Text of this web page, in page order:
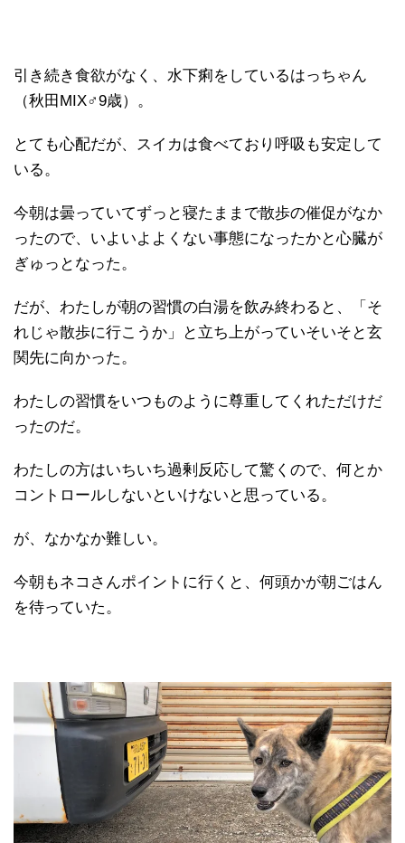
引き続き食欲がなく、水下痢をしているはっちゃん
（秋田MIX♂9歳）。
とても心配だが、スイカは食べており呼吸も安定して
いる。
今朝は曇っていてずっと寝たままで散歩の催促がなか
ったので、いよいよよくない事態になったかと心臓が
ぎゅっとなった。
だが、わたしが朝の習慣の白湯を飲み終わると、「そ
れじゃ散歩に行こうか」と立ち上がっていそいそと玄
関先に向かった。
わたしの習慣をいつものように尊重してくれただけだ
ったのだ。
わたしの方はいちいち過剰反応して驚くので、何とか
コントロールしないといけないと思っている。
が、なかなか難しい。
今朝もネコさんポイントに行くと、何頭かが朝ごはん
を待っていた。